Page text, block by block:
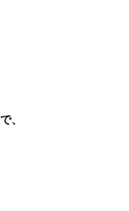
で、